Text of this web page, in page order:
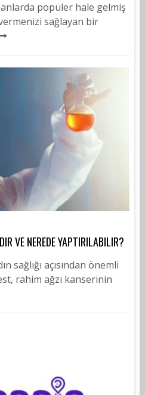
popüler hale gelmiş
sağlayan bir
VE NEREDE YAPTIRILABILIR?
sağlığı açısından önemli
rahim ağzı kanserinin